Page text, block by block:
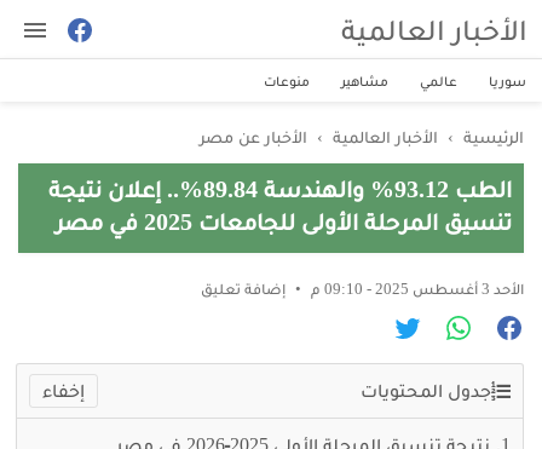
الأخبار العالمية
سوريا عالمي مشاهير منوعات
الرئيسية › الأخبار العالمية › الأخبار عن مصر
الطب 93.12% والهندسة 89.84%.. إعلان نتيجة
تنسيق المرحلة الأولى للجامعات 2025 في مصر
الأحد 3 أغسطس 2025 - 09:10 م إضافة تعليق
جدول المحتويات
نتيجة تنسيق المرحلة الأولى 2025‑2026 في مصر